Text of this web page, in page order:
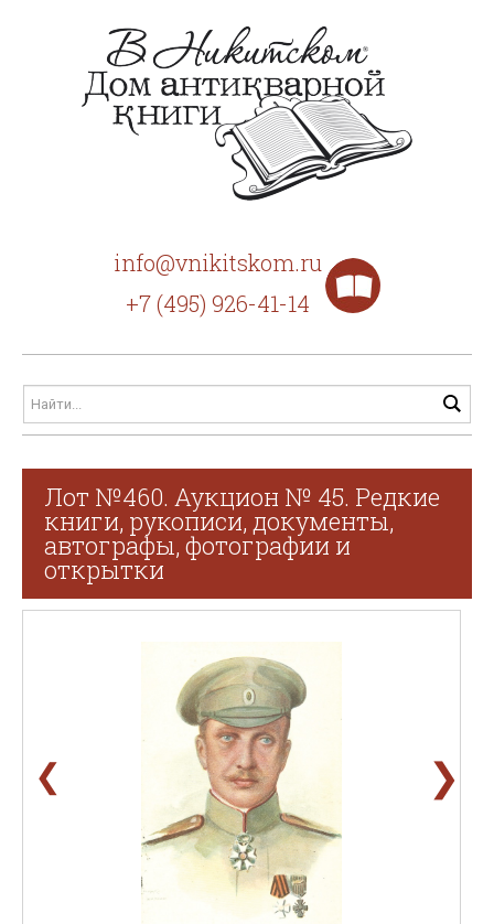
info@vnikitskom.ru
+7 (495) 926-41-14
Лот №460. Аукцион № 45. Редкие
книги, рукописи, документы,
автографы, фотографии и
открытки
❮ ❯